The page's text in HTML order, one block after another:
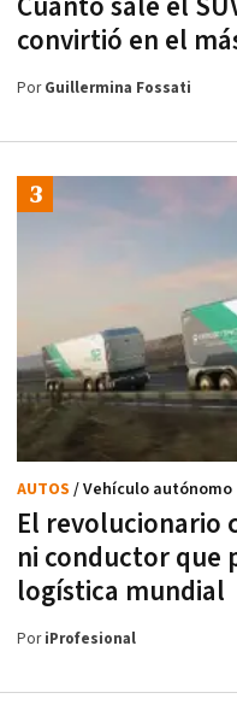
Cuánto sale el
convirtió en el
PorGuillermina Fossati
El revolucionario
ni conductor que
logística mundial
AUTOS / Vehículo autónomo
PoriProfesional